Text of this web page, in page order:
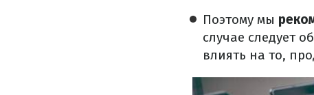
Поэтому мы
случае следует
влиять на то,